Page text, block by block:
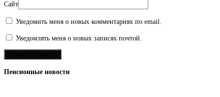
Сайт
Уведомить меня о новых комментариях по email.
Уведомлять меня о новых записях почтой.
Пенсионные новости